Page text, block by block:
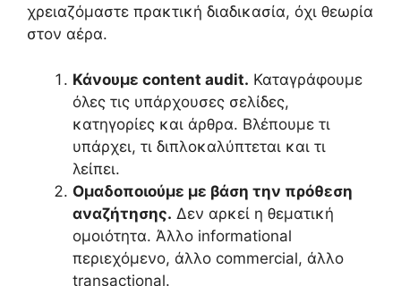
χρειαζόμαστε πρακτική διαδικασία, όχι θεωρία
στον αέρα.
Κάνουμε content audit. Καταγράφουμε
όλες τις υπάρχουσες σελίδες,
κατηγορίες και άρθρα. Βλέπουμε τι
υπάρχει, τι διπλοκαλύπτεται και τι
λείπει.
Ομαδοποιούμε με βάση την πρόθεση
αναζήτησης. Δεν αρκεί η θεματική
ομοιότητα. Άλλο informational
περιεχόμενο, άλλο commercial, άλλο
transactional.